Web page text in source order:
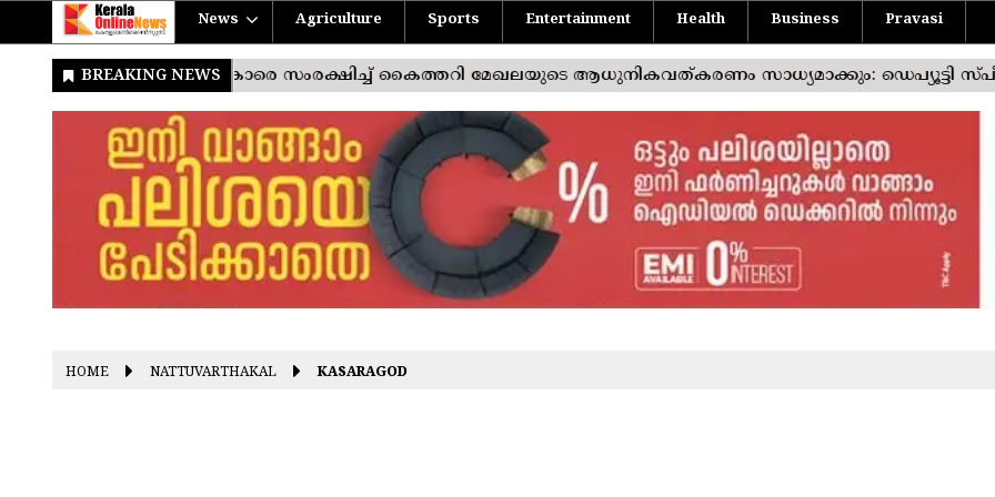
News Agriculture Sports Entertainment Health Business Pravasi
HOME NATTUVARTHAKAL KASARAGOD